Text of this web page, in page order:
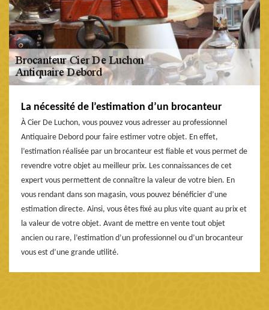
La nécessité de l’estimation d’un brocanteur
À Cier De Luchon, vous pouvez vous adresser au professionnel
Antiquaire Debord pour faire estimer votre objet. En effet,
l’estimation réalisée par un brocanteur est fiable et vous permet de
revendre votre objet au meilleur prix. Les connaissances de cet
expert vous permettent de connaître la valeur de votre bien. En
vous rendant dans son magasin, vous pouvez bénéficier d’une
estimation directe. Ainsi, vous êtes fixé au plus vite quant au prix et
la valeur de votre objet. Avant de mettre en vente tout objet
ancien ou rare, l’estimation d’un professionnel ou d’un brocanteur
vous est d’une grande utilité.